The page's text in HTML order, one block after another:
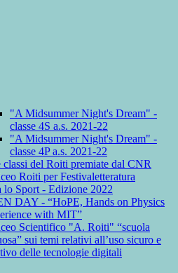
"A Midsummer Night's Dream" -
classe 4S a.s. 2021-22
"A Midsummer Night's Dream" -
classe 4P a.s. 2021-22
classi del Roiti premiate dal CNR
Roiti per Festivaletteratura
lo Sport - Edizione 2022
DAY - “HoPE, Hands on Physics
with MIT”
Scientifico "A. Roiti" “scuola
sui temi relativi all’uso sicuro e
delle tecnologie digitali